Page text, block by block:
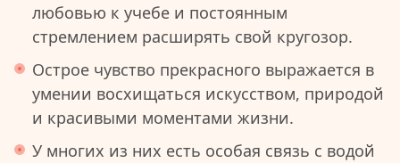
любовью к учебе и постоянным
стремлением расширять свой кругозор.
Острое чувство прекрасного выражается в
умении восхищаться искусством, природой
и красивыми моментами жизни.
У многих из них есть особая связь с водой